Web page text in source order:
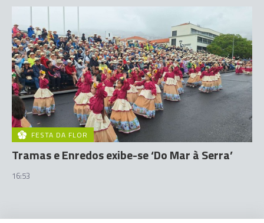
FESTA DA FLOR
Tramas e Enredos exibe-se ‘Do Mar à Serra’
16:53